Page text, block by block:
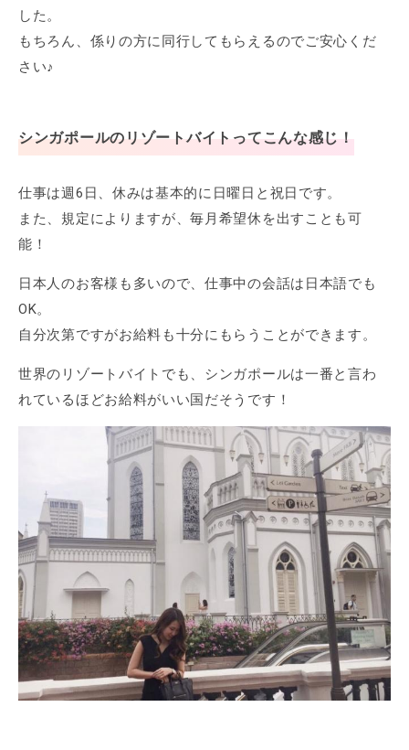
した。
もちろん、係りの方に同行してもらえるのでご安心くだ
さい♪
シンガポールのリゾートバイトってこんな感じ！
仕事は週6日、休みは基本的に日曜日と祝日です。
また、規定によりますが、毎月希望休を出すことも可
能！
日本人のお客様も多いので、仕事中の会話は日本語でも
OK。
自分次第ですがお給料も十分にもらうことができます。
世界のリゾートバイトでも、シンガポールは一番と言わ
れているほどお給料がいい国だそうです！